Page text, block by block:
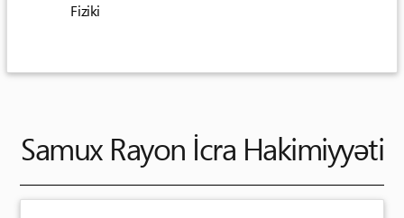
Fiziki
Samux Rayon İcra Hakimiyyəti